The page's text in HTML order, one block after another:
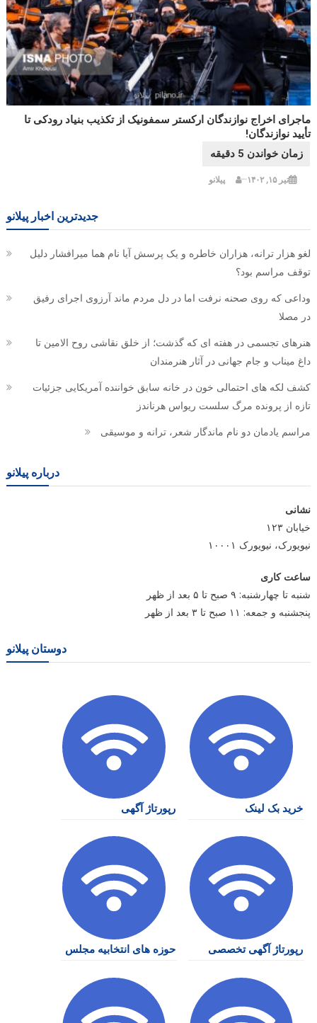
ماجرای اخراج نوازندگان ارکستر سمفونیک از تکذیب بنیاد رودکی تا
تأیید نوازندگان!
تیر ۱۵, ۱۴۰۲ پیلانو
جدیدترین اخبار پیلانو
لغو هزار ترانه، هزاران خاطره و یک پرسش آیا نام هما میرافشار دلیل
توقف مراسم بود؟
وداعی که روی صحنه نرفت اما در دل مردم ماند آرزوی اجرای رفیق
در مصلا
هنرهای تجسمی در هفته ای که گذشت؛ از خلق نقاشی روح الامین تا
داغ میناب و جام جهانی در آثار هنرمندان
کشف لکه های احتمالی خون در خانه سابق خواننده آمریکایی جزئیات
تازه از پرونده مرگ سلست ریواس هرناندز
مراسم یادمان دو نام ماندگار شعر، ترانه و موسیقی
درباره پیلانو
نشانی
خیابان ۱۲۳
نیویورک، نیویورک ۱۰۰۰۱
ساعت کاری
شنبه تا چهارشنبه: ۹ صبح تا ۵ بعد از ظهر
پنجشنبه و جمعه: ۱۱ صبح تا ۳ بعد از ظهر
دوستان پیلانو
خرید بک لینک رپورتاژ آگهی
رپورتاژ آگهی تخصصی حوزه های انتخابیه مجلس